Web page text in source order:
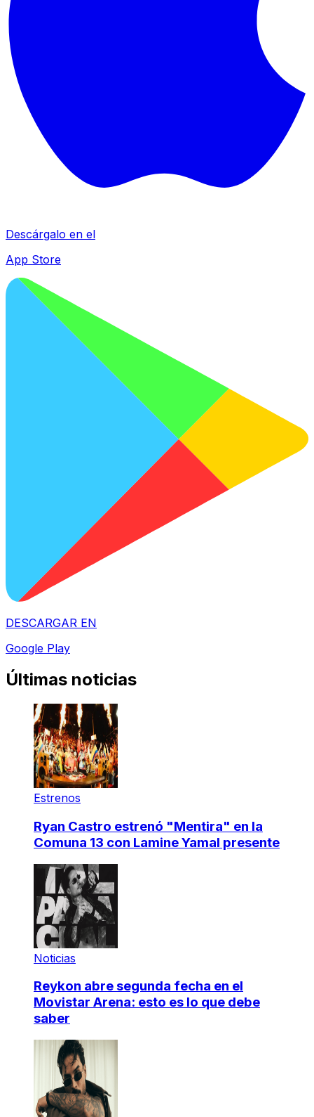
Descárgalo en el
App Store
DESCARGAR EN
Google Play
Últimas noticias
Estrenos
Ryan Castro estrenó "Mentira" en la
Comuna 13 con Lamine Yamal presente
Noticias
Reykon abre segunda fecha en el
Movistar Arena: esto es lo que debe
saber